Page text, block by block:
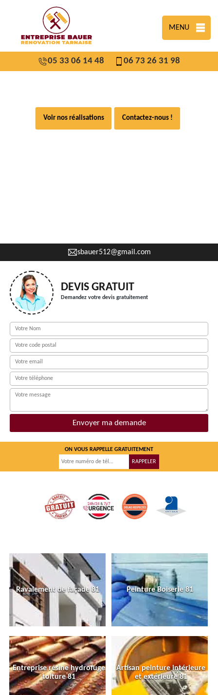
MENU
05 33 06 14 48 06 73 26 31 98
Voir nos réalisations Contactez-nous !
sbauer512@gmail.com
DEVIS GRATUIT
Demandez votre devis gratuitement
ON VOUS RAPPELLE GRATUITEMENT
Ravalement de façade 81 Peinture Boiserie 81
Entreprise résine hydrofuge
toiture 81
Artisan peinture intérieure
et extérieure 81